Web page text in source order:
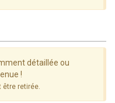
détaillée ou
!
retirée.